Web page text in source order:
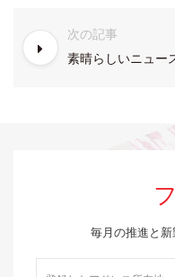
次の記事
毎月の推進と